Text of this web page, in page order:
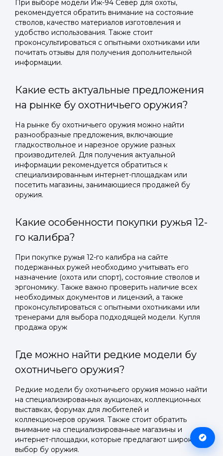
При выборе модели Иж-94 Север для охоты,
рекомендуется обратить внимание на состояние
стволов, качество материалов изготовления и
удобство использования. Также стоит
проконсультироваться с опытными охотниками или
почитать отзывы для получения дополнительной
информации.
Какие есть актуальные предложения
на рынке бу охотничьего оружия?
На рынке бу охотничьего оружия можно найти
разнообразные предложения, включающие
гладкоствольное и нарезное оружие разных
производителей. Для получения актуальной
информации рекомендуется обратиться к
специализированным интернет-площадкам или
посетить магазины, занимающиеся продажей бу
оружия.
Какие особенности покупки ружья 12-
го калибра?
При покупке ружья 12-го калибра на сайте
подержанных ружей необходимо учитывать его
назначение (охота или спорт), состояние стволов и
эргономику. Также важно проверить наличие всех
необходимых документов и лицензий, а также
проконсультироваться с опытными охотниками или
тренерами для выбора подходящей модели. Купля
продажа оруж
Где можно найти редкие модели бу
охотничьего оружия?
Редкие модели бу охотничьего оружия можно найти
на специализированных аукционах, коллекционных
выставках, форумах для любителей и
коллекционеров оружия. Также стоит обратить
внимание на специализированные магазины и
интернет-площадки, которые предлагают широкий
выбор бу оружия.